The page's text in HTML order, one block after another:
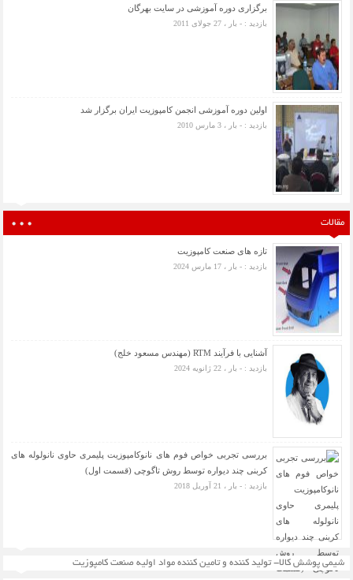
برگزاری دوره آموزشی در سایت بهرگان
بازدید : - بار ، 27 جولای 2011
اولین دوره آموزشی انجمن کامپوزیت ایران برگزار شد
بازدید : - بار ، 3 مارس 2010
مقالات
تازه های صنعت کامپوزیت
بازدید : - بار ، 17 مارس 2024
آشنایی با فرآیند RTM (مهندس مسعود خلج)
بازدید : - بار ، 22 ژانویه 2024
بررسی تجربی خواص فوم های نانوکامپوزیت پلیمری حاوی نانولوله های
کربنی چند دیواره توسط روش تاگوچی (قسمت اول)
بازدید : - بار ، 21 آوریل 2018
شیمی پوشش کالا- تولید کننده و تامین کننده مواد اولیه صنعت کامپوزیت